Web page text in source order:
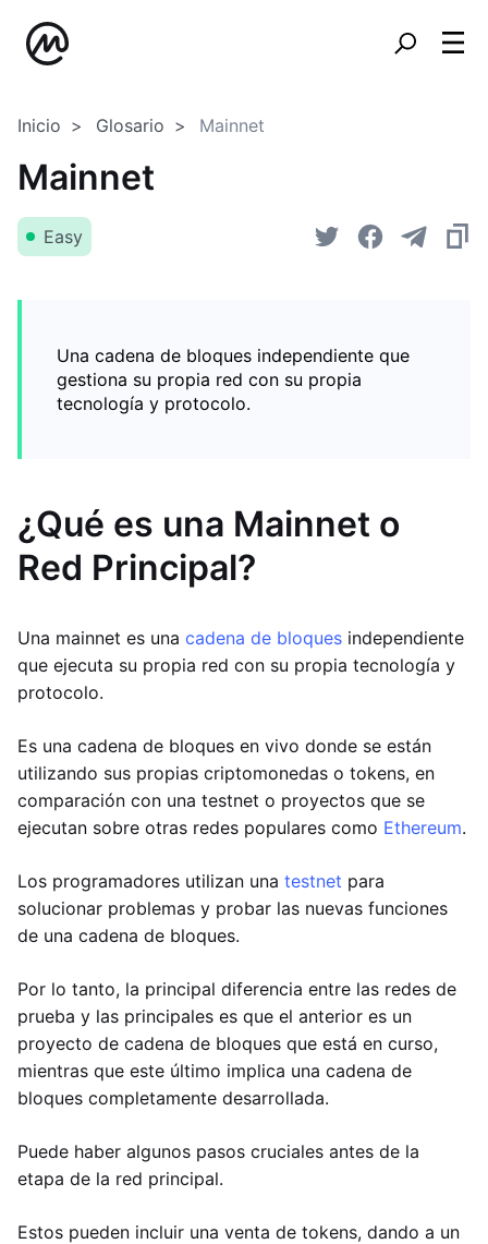
Inicio Glosario Mainnet
Mainnet
Easy
Una cadena de bloques independiente que
gestiona su propia red con su propia
tecnología y protocolo.
¿Qué es una Mainnet o
Red Principal?
Una mainnet es una cadena de bloques independiente
que ejecuta su propia red con su propia tecnología y
protocolo.
Es una cadena de bloques en vivo donde se están
utilizando sus propias criptomonedas o tokens, en
comparación con una testnet o proyectos que se
ejecutan sobre otras redes populares como Ethereum.
Los programadores utilizan una testnet para
solucionar problemas y probar las nuevas funciones
de una cadena de bloques.
Por lo tanto, la principal diferencia entre las redes de
prueba y las principales es que el anterior es un
proyecto de cadena de bloques que está en curso,
mientras que este último implica una cadena de
bloques completamente desarrollada.
Puede haber algunos pasos cruciales antes de la
etapa de la red principal.
Estos pueden incluir una venta de tokens, dando a un